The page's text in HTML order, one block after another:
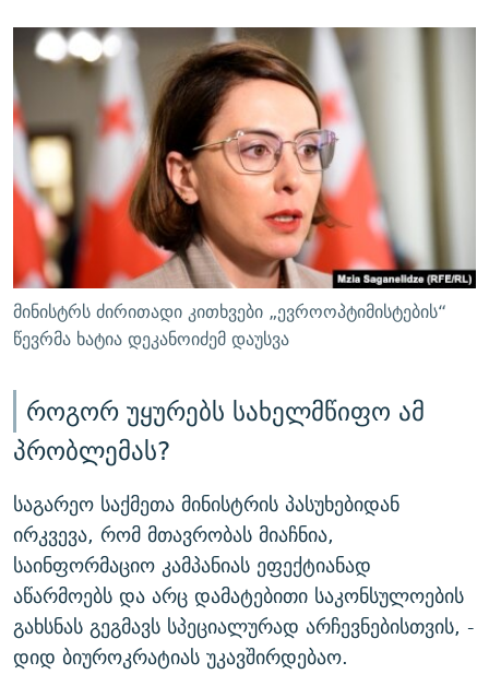
მინისტრს ძირითადი კითხვები „ევროოპტიმისტების“
წევრმა ხატია დეკანოიძემ დაუსვა
როგორ უყურებს სახელმწიფო ამ
პრობლემას?
საგარეო საქმეთა მინისტრის პასუხებიდან
ირკვევა, რომ მთავრობას მიაჩნია,
საინფორმაციო კამპანიას ეფექტიანად
აწარმოებს და არც დამატებითი საკონსულოების
გახსნას გეგმავს სპეციალურად არჩევნებისთვის, -
დიდ ბიუროკრატიას უკავშირდებაო.